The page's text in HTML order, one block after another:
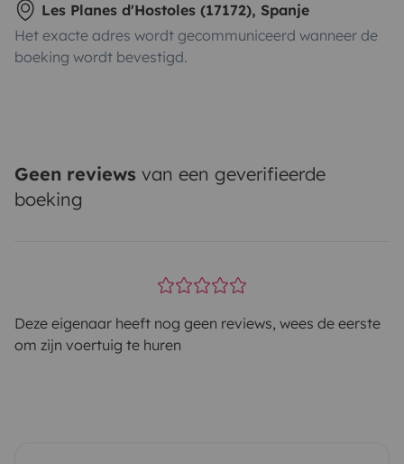
Les Planes d'Hostoles (17172), Spanje
Het exacte adres wordt gecommuniceerd wanneer de
boeking wordt bevestigd.
Geen reviews van een geverifieerde
boeking
Deze eigenaar heeft nog geen reviews, wees de eerste
om zijn voertuig te huren